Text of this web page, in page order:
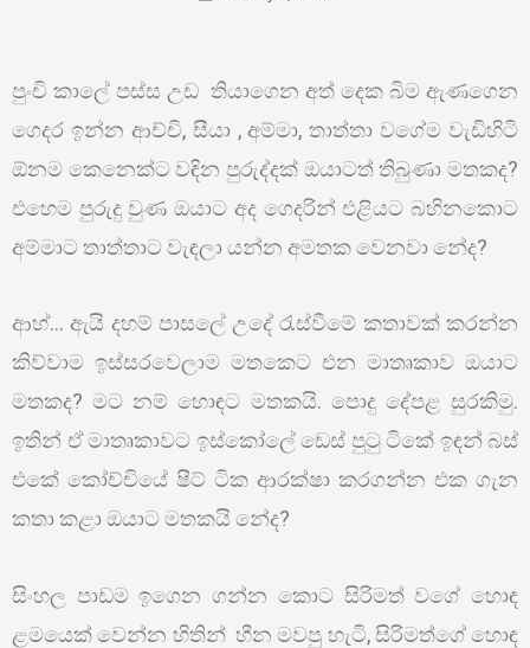
පුංචි කාලේ පස්ස උඩ තියාගෙන අත් දෙක බිම ඇණගෙන
ගෙදර ඉන්න ආච්චි, සීයා , අම්මා, තාත්තා වගේම වැඩිහිටි
ඕනම කෙනෙක්ට වඳින පුරුද්දක් ඔයාටත් තිබුණා මතකද?
එහෙම පුරුදු වුණ ඔයාට අද ගෙදරින් එළියට බහිනකොට
අම්මාට තාත්තාට වැඳලා යන්න අමතක වෙනවා නේද?
ආහ්… ඇයි දහම් පාසලේ උදේ රැස්වීමේ කතාවක් කරන්න
කිව්වාම ඉස්සරවෙලාම මතකෙට එන මාතෘකාව ඔයාට
මතකද? මට නම් හොඳට මතකයි. පොදු දේපළ සුරකිමු.
ඉතින් ඒ මාතෘකාවට ඉස්කෝලේ ඩෙස් පුටු ටිකේ ඉඳන් බස්
එකේ කෝච්චියේ ෂීට් ටික ආරක්ෂා කරගන්න එක ගැන
කතා කළා ඔයාට මතකයි නේද?
සිංහල පාඩම ඉගෙන ගන්න කොට සිරිමත් වගේ හොඳ
ළමයෙක් වෙන්න හිතින් හීන මවපු හැටි, සිරිමත්ගේ හොඳ